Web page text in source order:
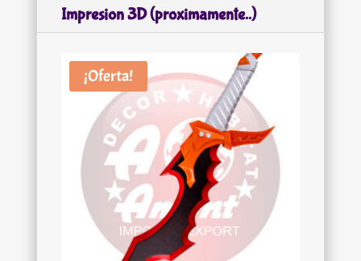
Impresion 3D (proximamente..)
¡Oferta!